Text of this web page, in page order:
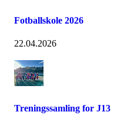
Fotballskole 2026
22.04.2026
Treningssamling for J13